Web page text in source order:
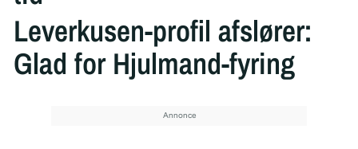
Leverkusen-profil afslører:
Glad for Hjulmand-fyring